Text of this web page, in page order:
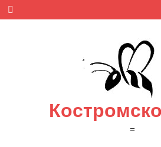
Skip
content
=